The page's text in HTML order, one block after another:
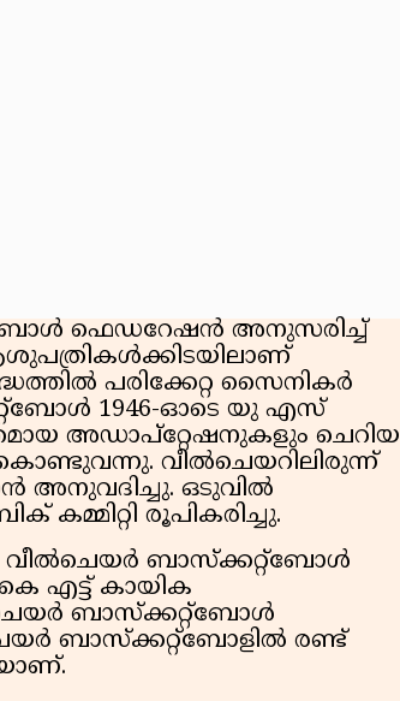
ഫെഡറേഷൻ അനുസരിച്ച്
പരിക്കേറ്റ സൈനികർ
1946-ഓടെ യു എസ്
അഡാപ്റ്റേഷനുകളും ചെറിയ
വീൽചെയറിലിരുന്ന്
അനുവദിച്ചു. ഒടുവിൽ
കമ്മിറ്റി രൂപികരിച്ചു.
വീൽചെയർ ബാസ്‌ക്കറ്റ്‌ബോൾ
എട്ട് കായിക
ബാസ്‌ക്കറ്റ്ബോൾ
ബാസ്‌ക്കറ്റ്‌ബോളിൽ രണ്ട്